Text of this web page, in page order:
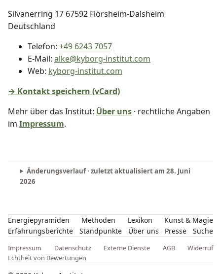
Silvanerring 17 67592 Flörsheim-Dalsheim
Deutschland
Telefon: +49 6243 7057
E-Mail: alke@kyborg-institut.com
Web: kyborg-institut.com
→ Kontakt speichern (vCard)
Mehr über das Institut: Über uns · rechtliche Angaben
im Impressum.
Änderungsverlauf · zuletzt aktualisiert am 28. Juni
2026
Energiepyramiden Methoden Lexikon
Kunst & Magie
Erfahrungsberichte
Standpunkte Über uns Presse Suche
Impressum Datenschutz Externe Dienste AGB
Widerruf
Echtheit von Bewertungen